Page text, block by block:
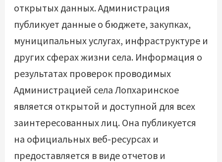
открытых данных. Администрация
публикует данные о бюджете, закупках,
муниципальных услугах, инфраструктуре и
других сферах жизни села. Информация о
результатах проверок проводимых
Администрацией села Лопхаринское
является открытой и доступной для всех
заинтересованных лиц. Она публикуется
на официальных веб-ресурсах и
предоставляется в виде отчетов и